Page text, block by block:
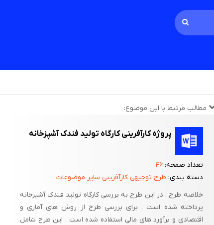
مطالب مرتبط با این موضوع:
پروژه کارآفرینی کارگاه تولید فندک آشپزخانه
تعداد صفحه:۴۶
دسته بندی: طرح توجیهی کارآفرینی سایر موضوعات
خلاصه طرح : در این طرح به بررسی کارگاه تولید فندک آشپزخانه
پرداخته شده است ، برای بررسی طرح از روش های آماری و
اقتصادی و برآورد های مالی استفاده شده است ، این طرح شامل